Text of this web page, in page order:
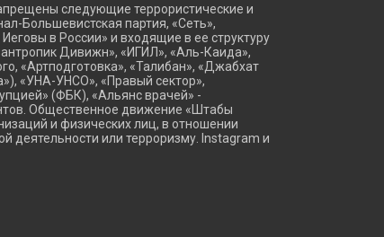
следующие террористические и
Большевистская партия, «Сеть»,
в России» и входящие в ее структуру
Дивижн», «ИГИЛ», «Аль-Каида»,
«Артподготовка», «Талибан», «Джабхат
«УНА-УНСО», «Правый сектор»,
(ФБК), «Альянс врачей» -
Общественное движение «Штабы
и физических лиц, в отношении
деятельности или терроризму. Instagram и